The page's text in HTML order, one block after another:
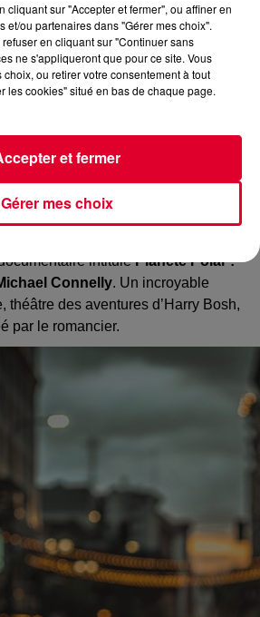
des blocs opératoires seront à la fête
médicale de bout en bout.
intituléPlanète Polar :
Connelly. Un incroyable
théâtre des aventures d’Harry Bosh,
par le romancier.
cliquant sur "Accepter et fermer", ou affiner en
et/ou partenaires dans "Gérer mes choix".
en cliquant sur "Continuer sans
ne s'appliqueront que pour ce site. Vous
ou retirer votre consentement à tout
les cookies" situé en bas de chaque page.
Gérer mes choix
et fermer